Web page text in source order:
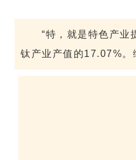
“特，就是特色产
钛产业产值的17.07%。